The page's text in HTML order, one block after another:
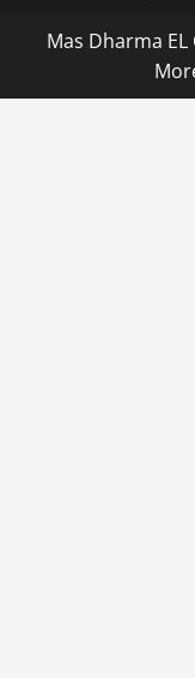
Mas Dharma